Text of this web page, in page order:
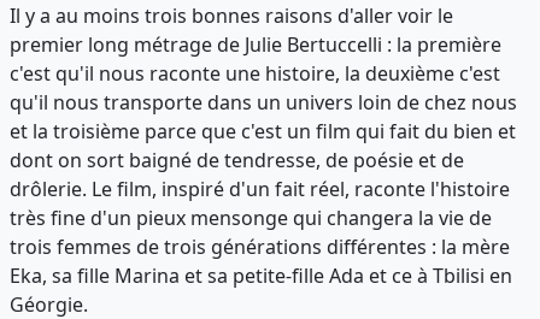
Il y a au moins trois bonnes raisons d'aller voir le
premier long métrage de Julie Bertuccelli : la première
c'est qu'il nous raconte une histoire, la deuxième c'est
qu'il nous transporte dans un univers loin de chez nous
et la troisième parce que c'est un film qui fait du bien et
dont on sort baigné de tendresse, de poésie et de
drôlerie. Le film, inspiré d'un fait réel, raconte l'histoire
très fine d'un pieux mensonge qui changera la vie de
trois femmes de trois générations différentes : la mère
Eka, sa fille Marina et sa petite-fille Ada et ce à Tbilisi en
Géorgie.